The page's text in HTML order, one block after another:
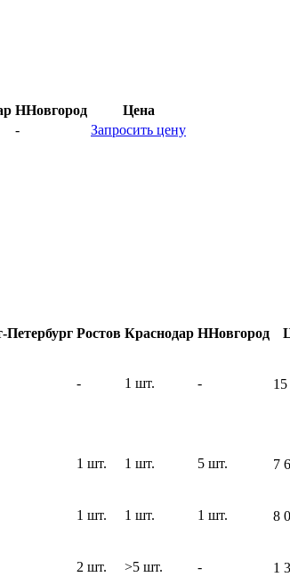
ННовгород
Цена
-
Запросить цену
Петербург Ростов Краснодар ННовгород
- 1 шт. -
1 шт. 1 шт. 5 шт. 7
1 шт. 1 шт. 1 шт. 8
2 шт. >5 шт. - 1